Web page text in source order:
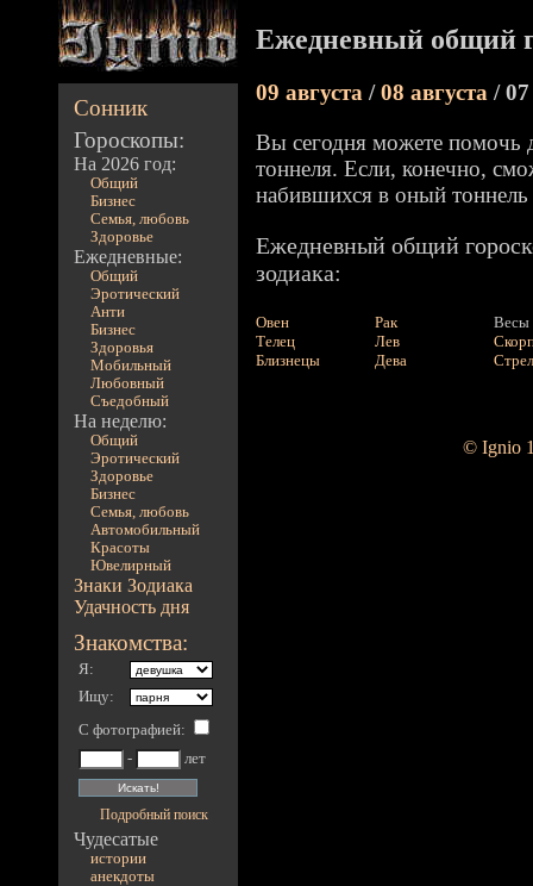
Сонник
Гороскопы:
На 2026 год:
Общий
Бизнес
Семья, любовь
Здоровье
Ежедневные:
Общий
Эротический
Анти
Бизнес
Здоровья
Мобильный
Любовный
Съедобный
На неделю:
Общий
Эротический
Здоровье
Бизнес
Семья, любовь
Автомобильный
Красоты
Ювелирный
Знаки Зодиака
Удачность дня
Знакомства:
Я:
Ищу:
С фотографией:
-
лет
Подробный поиск
Чудесатые
истории
анекдоты
Ежедневный общий
09 августа /08 августа /
Вы сегодня можете помочь
тоннеля. Если, конечно,
набившихся в оный
Ежедневный общий
зодиака:
Овен
Телец
Близнецы
Рак
Лев
Дева
Весы
© Ignio